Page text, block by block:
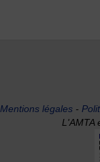
Mentions légales-
L'AMTA